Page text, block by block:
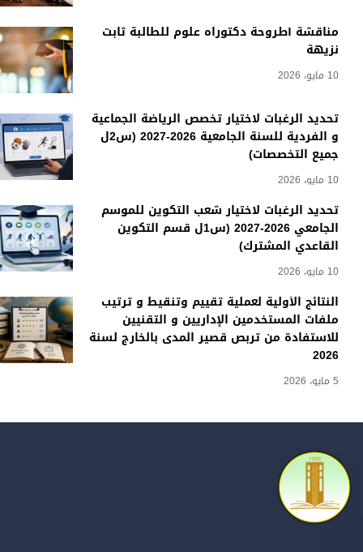
مناقشة أطروحة دكتوراه علوم للطالبة ثابت
نزيهة
10 مايو، 2026
تحديد الرغبات لاختيار تخصص الرياضة الجماعية
و الفردية للسنة الجامعية 2026-2027 (س2ل
جميع التخصصات)
10 مايو، 2026
تحديد الرغبات لاختيار شعب التكوين للموسم
الجامعي 2026-2027 (س1ل قسم التكوين
القاعدي المشترك)
10 مايو، 2026
النتائج الأولية لعملية تقييم وتنقيط و ترتيب
ملفات المستخدمين الإداريين و التقنيين
للاستفادة من تربص قصير المدى بالخارج لسنة
2026
5 مايو، 2026